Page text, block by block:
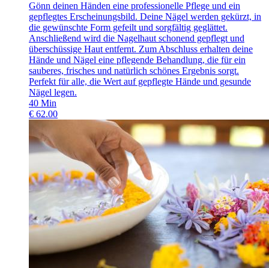
Gönn deinen Händen eine professionelle Pflege und ein
gepflegtes Erscheinungsbild. Deine Nägel werden gekürzt, in
die gewünschte Form gefeilt und sorgfältig geglättet.
Anschließend wird die Nagelhaut schonend gepflegt und
überschüssige Haut entfernt. Zum Abschluss erhalten deine
Hände und Nägel eine pflegende Behandlung, die für ein
sauberes, frisches und natürlich schönes Ergebnis sorgt.
Perfekt für alle, die Wert auf gepflegte Hände und gesunde
Nägel legen.
40 Min
€ 62.00